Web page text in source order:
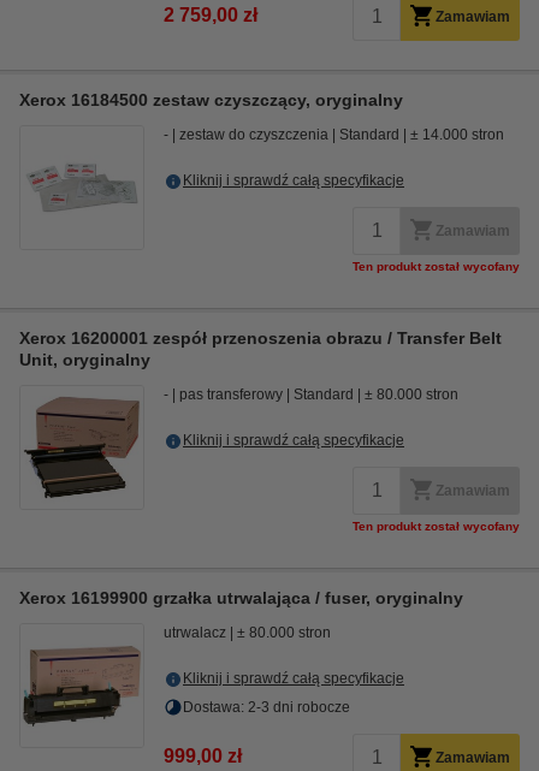
2 759,00 zł Zamawiam
Xerox 16184500 zestaw czyszczący, oryginalny
- zestaw do czyszczenia Standard ± 14.000 stron
Kliknij i sprawdź całą specyfikacje
Zamawiam
Ten produkt został wycofany
Xerox 16200001 zespół przenoszenia obrazu / Transfer Belt
Unit, oryginalny
- pas transferowy Standard ± 80.000 stron
Kliknij i sprawdź całą specyfikacje
Zamawiam
Ten produkt został wycofany
Xerox 16199900 grzałka utrwalająca / fuser, oryginalny
utrwalacz ± 80.000 stron
Kliknij i sprawdź całą specyfikacje
Dostawa: 2-3 dni robocze
999,00 zł Zamawiam